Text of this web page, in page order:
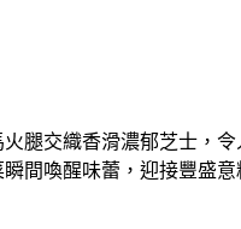
腿交織香滑濃郁芝⼠，
間喚醒味蕾，迎接豐盛意